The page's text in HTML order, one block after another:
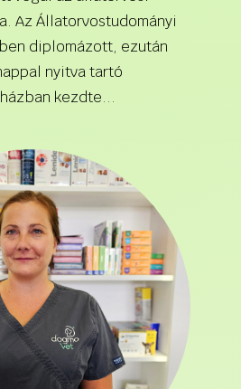
Az Állatorvostudományi
diplomázott, ezután
nyitva tartó
kezdte...